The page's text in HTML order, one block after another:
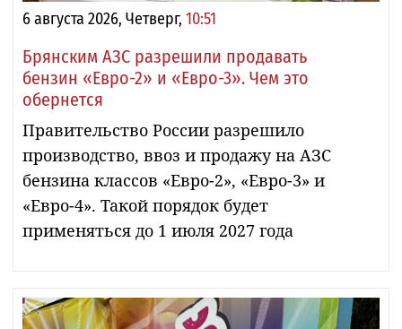
6 августа 2026, Четверг, 10:51
Брянским АЗС разрешили продавать
бензин «Евро-2» и «Евро-3». Чем это
обернется
Правительство России разрешило
производство, ввоз и продажу на АЗС
бензина классов «Евро-2», «Евро-3» и
«Евро-4». Такой порядок будет
применяться до 1 июля 2027 года